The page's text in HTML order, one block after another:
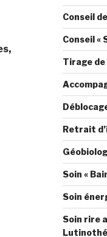
Conseil
Conseil «
Tirage
Retrait
Soin «
Soin
Soin rire